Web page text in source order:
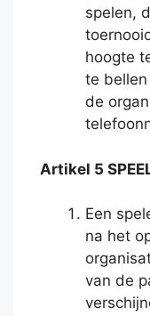
spelen,
hoogte
te
de
Artikel 5
Een
na het
van de